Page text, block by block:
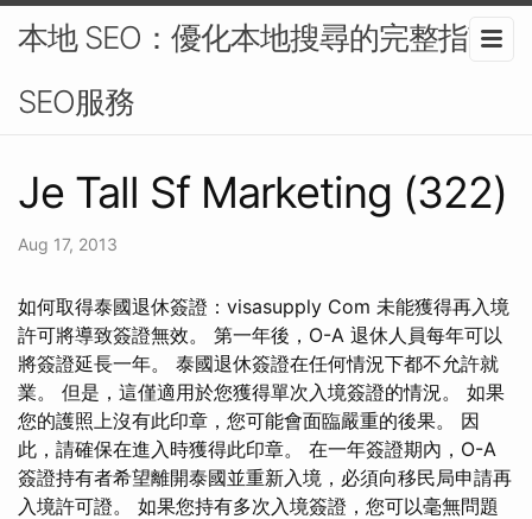
本地 SEO：優化本地搜尋的完整指南-
SEO服務
Je Tall Sf Marketing (322)
Aug 17, 2013
如何取得泰國退休簽證：visasupply Com 未能獲得再入境
許可將導致簽證無效。 第一年後，O-A 退休人員每年可以
將簽證延長一年。 泰國退休簽證在任何情況下都不允許就
業。 但是，這僅適用於您獲得單次入境簽證的情況。 如果
您的護照上沒有此印章，您可能會面臨嚴重的後果。 因
此，請確保在進入時獲得此印章。 在一年簽證期內，O-A
簽證持有者希望離開泰國並重新入境，必須向移民局申請再
入境許可證。 如果您持有多次入境簽證，您可以毫無問題